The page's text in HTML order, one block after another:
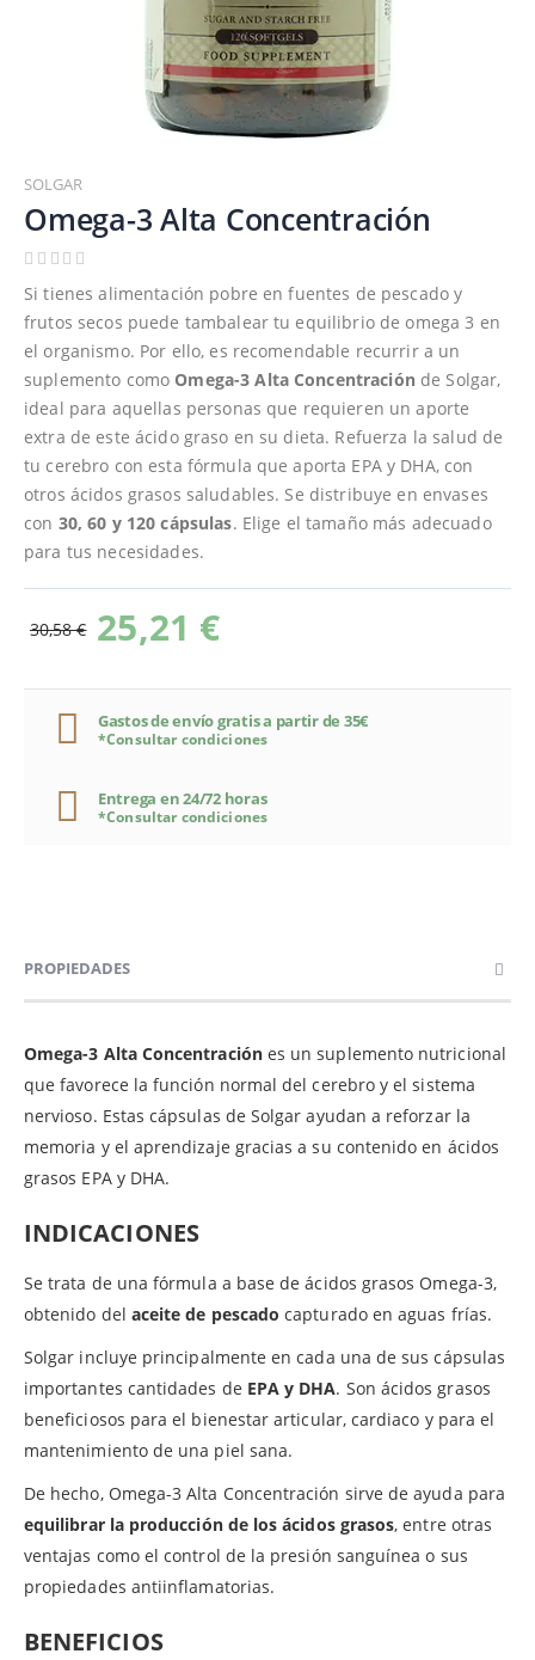
al
comienzo
de
la
galería
imágenes
SOLGAR
Omega-3 Alta Concentración
Si tienes alimentación pobre en fuentes de pescado y
frutos secos puede tambalear tu equilibrio de omega 3 en
el organismo. Por ello, es recomendable recurrir a un
suplemento como Omega-3 Alta Concentración de Solgar,
ideal para aquellas personas que requieren un aporte
extra de este ácido graso en su dieta. Refuerza la salud de
tu cerebro con esta fórmula que aporta EPA y DHA, con
otros ácidos grasos saludables. Se distribuye en envases
con 30, 60 y 120 cápsulas. Elige el tamaño más adecuado
para tus necesidades.
25,21 €
30,58 €
Gastos de envío gratis a partir de 35€
*Consultar condiciones
Entrega en 24/72 horas
*Consultar condiciones
PROPIEDADES
Omega-3 Alta Concentración es un suplemento nutricional
que favorece la función normal del cerebro y el sistema
nervioso. Estas cápsulas de Solgar ayudan a reforzar la
memoria y el aprendizaje gracias a su contenido en ácidos
grasos EPA y DHA.
INDICACIONES
Se trata de una fórmula a base de ácidos grasos Omega-3,
obtenido del aceite de pescado capturado en aguas frías.
Solgar incluye principalmente en cada una de sus cápsulas
importantes cantidades de EPA y DHA. Son ácidos grasos
beneficiosos para el bienestar articular, cardiaco y para el
mantenimiento de una piel sana.
De hecho, Omega-3 Alta Concentración sirve de ayuda para
equilibrar la producción de los ácidos grasos, entre otras
ventajas como el control de la presión sanguínea o sus
propiedades antiinflamatorias.
BENEFICIOS